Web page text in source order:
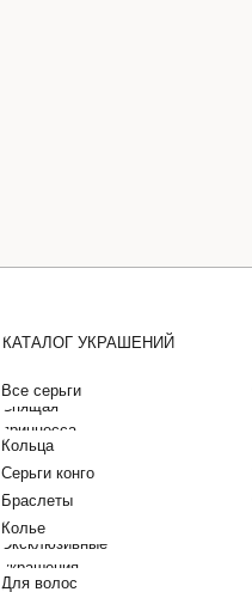
Спящая
принцесса
КАТАЛОГ УКРАШЕНИЙ
Кольца
Все серьги
Серьги конго
Браслеты
Колье
Эксклюзивные
украшения
Для волос